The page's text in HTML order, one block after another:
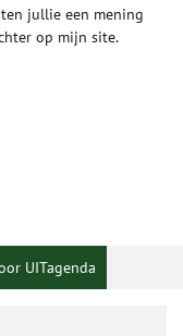
jullie een mening
op mijn site.
UITagenda